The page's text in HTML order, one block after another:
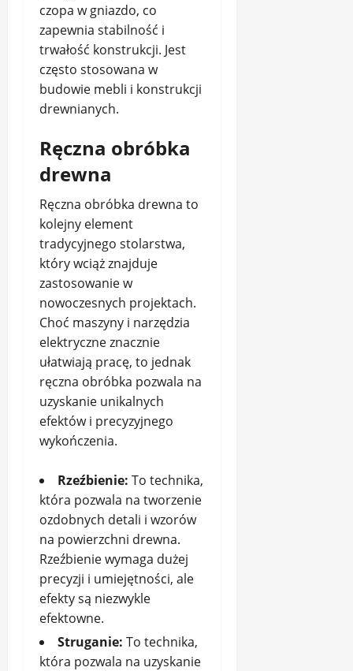
czopa w gniazdo, co
zapewnia stabilność i
trwałość konstrukcji. Jest
często stosowana w
budowie mebli i konstrukcji
drewnianych.
Ręczna obróbka
drewna
Ręczna obróbka drewna to
kolejny element
tradycyjnego stolarstwa,
który wciąż znajduje
zastosowanie w
nowoczesnych projektach.
Choć maszyny i narzędzia
elektryczne znacznie
ułatwiają pracę, to jednak
ręczna obróbka pozwala na
uzyskanie unikalnych
efektów i precyzyjnego
wykończenia.
Rzeźbienie: To technika,
która pozwala na tworzenie
ozdobnych detali i wzorów
na powierzchni drewna.
Rzeźbienie wymaga dużej
precyzji i umiejętności, ale
efekty są niezwykle
efektowne.
Struganie: To technika,
która pozwala na uzyskanie